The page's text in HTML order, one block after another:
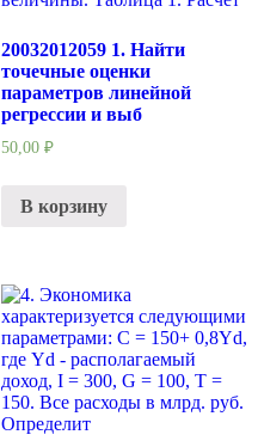
20032012059 1. Найти
точечные оценки
параметров линейной
регрессии и выб
50,00 ₽
В корзину